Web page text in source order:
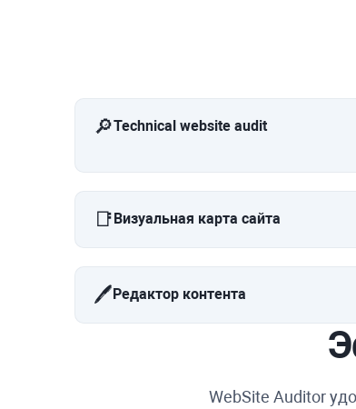
🔎Technical website audit
📑 Визуальная карта сайта
🖊️ Редактор контента
WebSite Auditor